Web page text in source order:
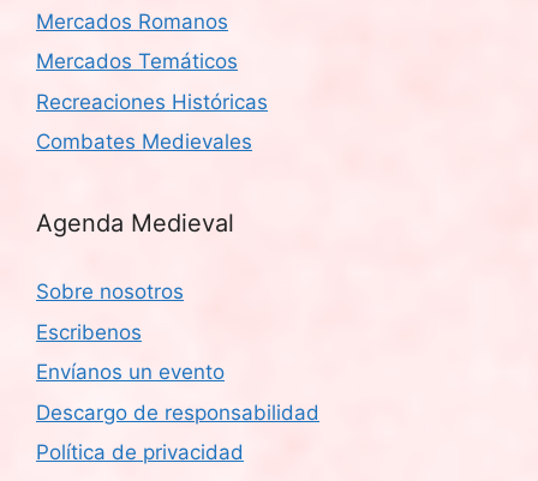
Mercados Romanos
Mercados Temáticos
Recreaciones Históricas
Combates Medievales
Agenda Medieval
Sobre nosotros
Escribenos
Envíanos un evento
Descargo de responsabilidad
Política de privacidad